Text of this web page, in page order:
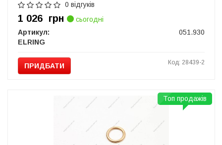
0 відгуків
1 026 грн
сьогодні
Артикул:
051.930
ELRING
ПРИДБАТИ Код: 28439-2
Топ продажів